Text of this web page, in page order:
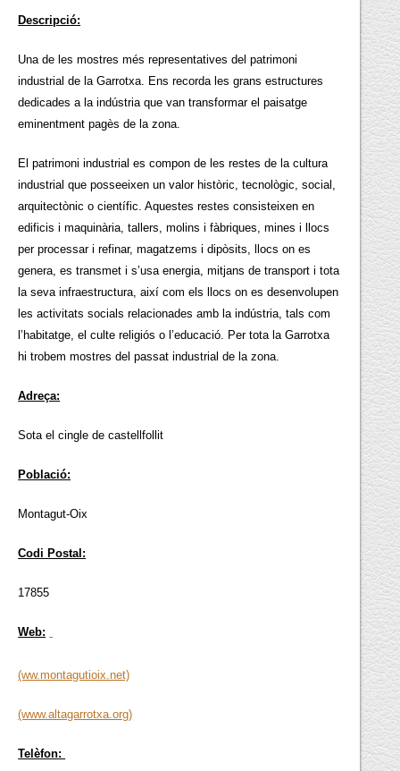
Descripció:
Una de les mostres més representatives del patrimoni
industrial de la Garrotxa. Ens recorda les grans estructures
dedicades a la indústria que van transformar el paisatge
eminentment pagès de la zona.
El patrimoni industrial es compon de les restes de la cultura
industrial que posseeixen un valor històric, tecnològic, social,
arquitectònic o científic. Aquestes restes consisteixen en
edificis i maquinària, tallers, molins i fàbriques, mines i llocs
per processar i refinar, magatzems i dipòsits, llocs on es
genera, es transmet i s’usa energia, mitjans de transport i tota
la seva infraestructura, així com els llocs on es desenvolupen
les activitats socials relacionades amb la indústria, tals com
l’habitatge, el culte religiós o l’educació. Per tota la Garrotxa
hi trobem mostres del passat industrial de la zona.
Adreça:
Sota el cingle de castellfollit
Població:
Montagut-Oix
Codi Postal:
17855
Web:
(ww.montagutioix.net)
(www.altagarrotxa.org)
Telèfon: